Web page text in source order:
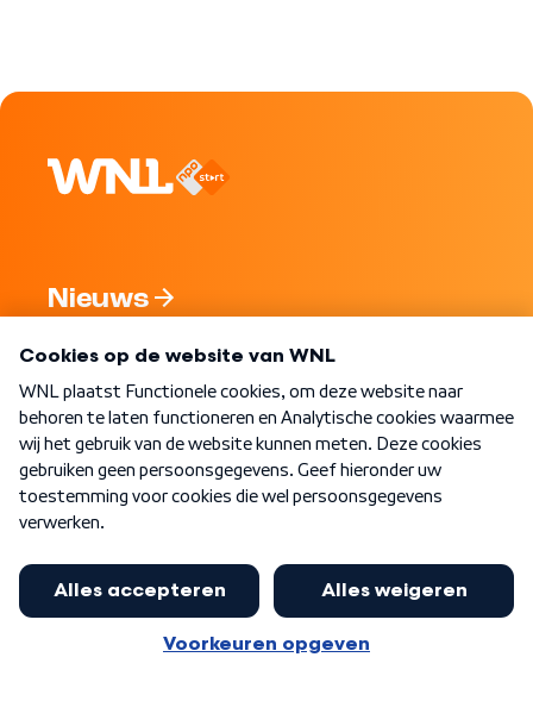
Nieuws
Nieuwsbrief
Word Lid